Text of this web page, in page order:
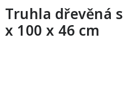
Truhla dřevěná
x 100 x 46 cm